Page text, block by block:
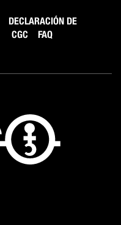
DECLARACIÓN DE
CGC FAQ